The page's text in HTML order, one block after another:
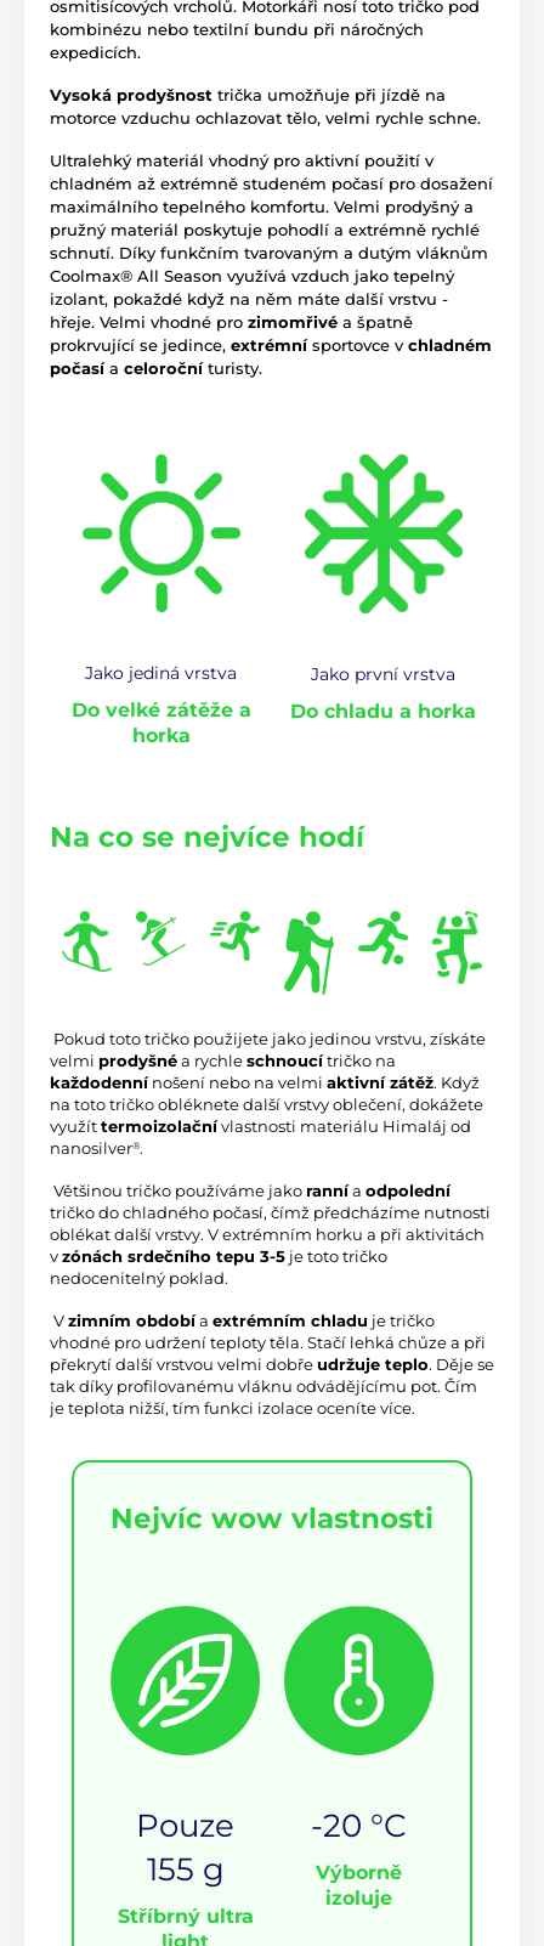
osmitisícových vrcholů. Motorkáři nosí toto tričko pod
kombinézu nebo textilní bundu při náročných
expedicích.
Vysoká prodyšnost trička umožňuje při jízdě na
motorce vzduchu ochlazovat tělo, velmi rychle schne.
Ultralehký materiál vhodný pro aktivní použití v
chladném až extrémně studeném počasí pro dosažení
maximálního tepelného komfortu. Velmi prodyšný a
pružný materiál poskytuje pohodlí a extrémně rychlé
schnutí. Díky funkčním tvarovaným a dutým vláknům
Coolmax® All Season využívá vzduch jako tepelný
izolant, pokaždé když na něm máte další vrstvu -
hřeje. Velmi vhodné pro zimomřivé a špatně
prokrvující se jedince, extrémnísportovce v chladném
počasía celoročníturisty.
Jako jediná vrstva
Do velké zátěže a
horka
Jako první vrstva
Do chladu a horka
Na co se nejvíce hodí
velmi prodyšné a rychle schnoucí
každodenní nošení nebo na velmi aktivní zátěž. Když
na toto tričko obléknete další vrstvy oblečení, dokážete
využít termoizolační vlastnosti materiálu Himaláj od
nanosilver®.
Většinou tričko používáme jako ranní a odpolední
tričko do chladného počasí, čímž předcházíme nutnosti
oblékat další vrstvy. V extrémním horku a při aktivitách
v zónách srdečního tepu 3-5 je toto tričko
nedocenitelný poklad.
V zimním období a extrémním chladu je tričko
vhodné pro udržení teploty těla. Stačí lehká chůze a při
překrytí další vrstvou velmi dobře udržuje teplo. Děje se
tak díky profilovanému vláknu odvádějícímu pot. Čím
je teplota nižší, tím funkci izolace oceníte více.
Nejvíc wow vlastnosti
Pouze
155 g
Stříbrný ultra
light
-20 °C
Výborně
izoluje